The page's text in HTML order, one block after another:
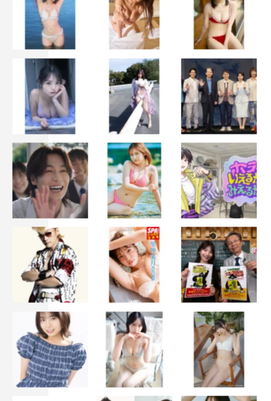
本作では着慣れたゴルフウェアを一切披露せず、ビキニ姿
から薄暗い部屋での悩殺カットなど、ナイスショットすぎ
る美貌を見せてくれた彼女。「ありのままの山内鈴蘭を感
じて頂ける作品に。水着にもこだわりました！ 私の想い
が届くといいな！」と見どころをアピールしている。